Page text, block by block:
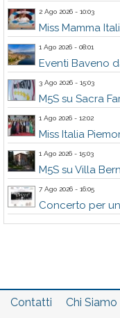
2 Ago 2026 - 10:03
Miss Mamma
1 Ago 2026 - 08:01
Eventi Baveno
3 Ago 2026 - 15:03
M5S su Sacra
1 Ago 2026 - 12:02
Miss Italia
1 Ago 2026 - 15:03
M5S su Villa
7 Ago 2026 - 16:05
Concerto per
Contatti Chi Siamo